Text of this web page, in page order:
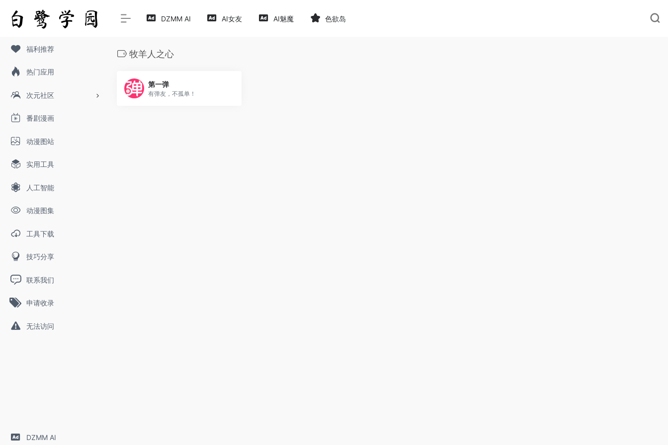
福利推荐
热门应用
次元社区
番剧漫画
动漫图站
实用工具
人工智能
动漫图集
工具下载
技巧分享
联系我们
申请收录
无法访问
DZMM AI
DZMM AI AI女友 AI魅魔 色欲岛
牧羊人之心
第一弹
有弹友，不孤单！